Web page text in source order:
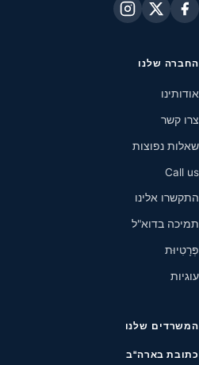
החברה שלנו
אודותינו
צרו קשר
שאלות נפוצות
Call us
התקשרו אלינו
תמיכה בדוא"ל
פְּרָטִיוּת
עוגיות
המשרדים שלנו
כתובת בארה"ב